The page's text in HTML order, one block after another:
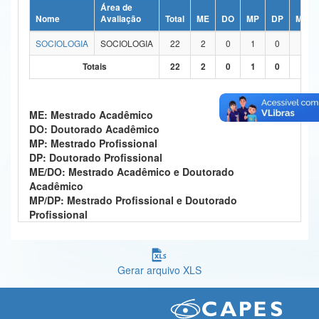
Ministério da Ciência, Tecnologia, Inovações e Comunicações
Ministério do Meio Ambiente
Controladoria-Geral da União
Ministério da Mulher, da Família e dos Direitos Humanos
Secretaria-Geral
Secretaria de Governo
Nome
Área de
Avaliação
Total ME DO MP DP
ME/
SOCIOLOGIA
SOCIOLOGIA 22 2 0 1 0
Totais
22 2 0 1 0
ME: Mestrado Acadêmico
DO: Doutorado Acadêmico
MP: Mestrado Profissional
DP: Doutorado Profissional
ME/DO: Mestrado Acadêmico e Doutorado
Acadêmico
MP/DP: Mestrado Profissional e Doutorado
Profissional
Gerar arquivo XLS